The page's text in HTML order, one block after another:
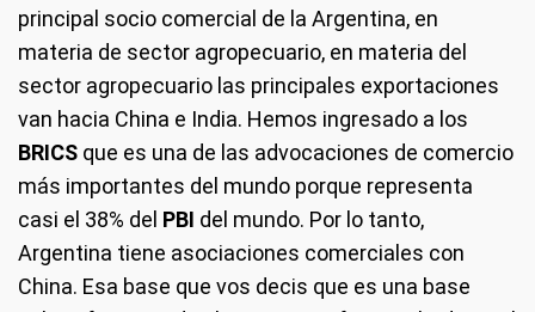
principal socio comercial de la Argentina, en
materia de sector agropecuario, en materia del
sector agropecuario las principales exportaciones
van hacia China e India. Hemos ingresado a los
BRICS que es una de las advocaciones de comercio
más importantes del mundo porque representa
casi el 38% del PBI del mundo. Por lo tanto,
Argentina tiene asociaciones comerciales con
China. Esa base que vos decis que es una base